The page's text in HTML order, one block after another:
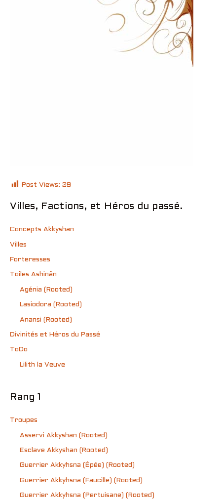
Post Views: 29
Villes, Factions, et Héros du passé.
Concepts Akkyshan
Villes
Forteresses
Toiles Ashinân
Agénia (Rooted)
Lasiodora (Rooted)
Anansi (Rooted)
Divinités et Héros du Passé
ToDo
Lilith la Veuve
Rang 1
Troupes
Asservi Akkyshan (Rooted)
Esclave Akkyshan (Rooted)
Guerrier Akkyhsna (Épée) (Rooted)
Guerrier Akkyhsna (Faucille) (Rooted)
Guerrier Akkyhsna (Pertuisane) (Rooted)